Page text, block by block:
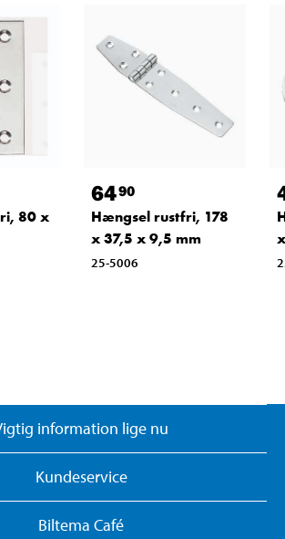
80 x
6490
Hængsel rustfri, 178
x 37,5 x 9,5 mm
25-5006
information lige nu
Kundeservice
Biltema Café